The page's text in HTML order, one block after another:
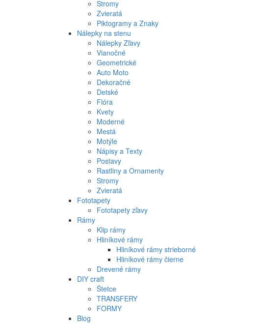
Stromy
Zvieratá
Piktogramy a Znaky
Nálepky na stenu
Nálepky Zľavy
Vianočné
Geometrické
Auto Moto
Dekoračné
Detské
Flóra
Kvety
Moderné
Mestá
Motýle
Nápisy a Texty
Postavy
Rastliny a Ornamenty
Stromy
Zvieratá
Fototapety
Fototapety zľavy
Rámy
Klip rámy
Hliníkové rámy
Hliníkové rámy strieborné
Hliníkové rámy čierne
Drevené rámy
DIY craft
Štetce
TRANSFERY
FORMY
Blog